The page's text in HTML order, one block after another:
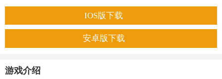
IOS版下载
安卓版下载
游戏介绍